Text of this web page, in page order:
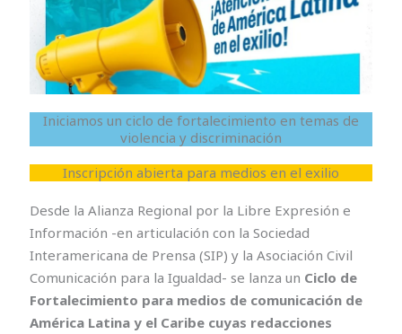
Iniciamos un ciclo de fortalecimiento en temas de
violencia y discriminación
Inscripción abierta para medios en el exilio
Desde la Alianza Regional por la Libre Expresión e
Información -en articulación con la Sociedad
Interamericana de Prensa (SIP) y la Asociación Civil
Comunicación para la Igualdad- se lanza un Ciclo de
Fortalecimiento para medios de comunicación de
América Latina y el Caribe cuyas redacciones